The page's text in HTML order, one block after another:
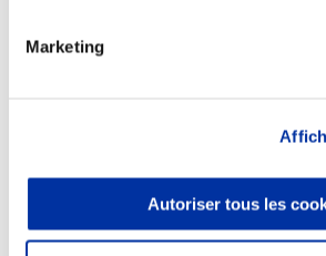
Marketing
Autoriser tous les
Elevage
Transport – mise en